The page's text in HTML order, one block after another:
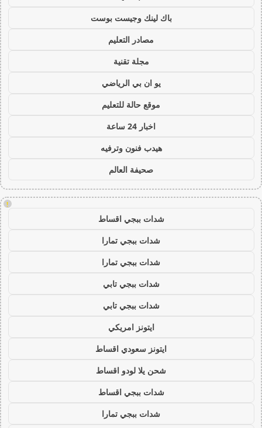
باك لينك وجيست بوست
مصادر التعليم
مجلة تقنية
يو ان بي الرياضي
موقع حالة للتعليم
اخبار 24 ساعة
هيدب فنون وترفيه
صحيفة العالم
!
شدات ببجي اقساط
شدات ببجي تمارا
شدات ببجي تمارا
شدات ببجي تابي
شدات ببجي تابي
ايتونز امريكي
ايتونز سعودي اقساط
شحن يلا لودو اقساط
شدات ببجي اقساط
شدات ببجي تمارا